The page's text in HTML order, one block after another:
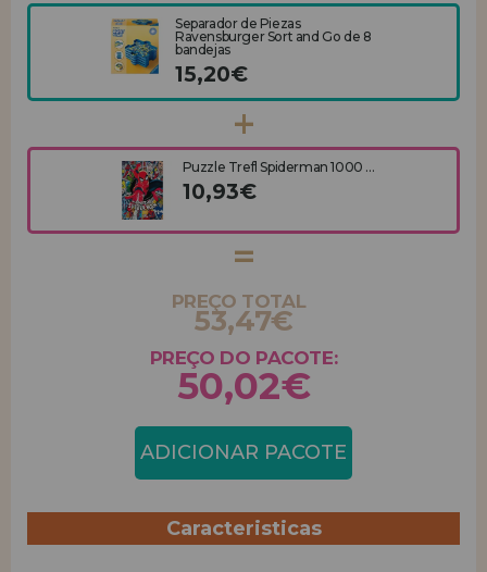
Separador de Piezas
Ravensburger Sort and Go de 8
bandejas
15,20€
Puzzle Trefl Spiderman 1000 ...
10,93€
PREÇO TOTAL
53,47€
PREÇO DO PACOTE:
50,02€
ADICIONAR PACOTE
Caracteristicas